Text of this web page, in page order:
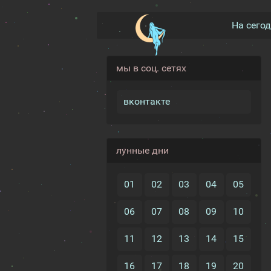
На
мы в соц. сетях
вконтакте
лунные дни
01 02 03 04 05
06 07 08 09 10
11 12 13 14 15
16 17 18 19 20